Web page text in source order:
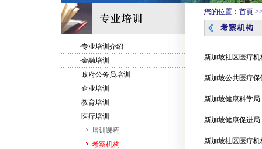
·专业培训介绍
·金融培训
·政府公务员培训
·企业培训
·教育培训
·医疗培训
培训课程
考察机构
您的位置： 首頁
新加坡社区医疗机
新加坡公共医疗保
新加坡健康科学局
新加坡健康促进局
新加坡社区医疗机